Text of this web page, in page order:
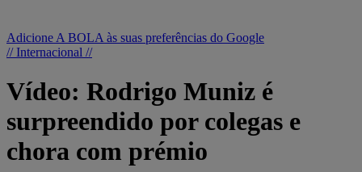
Adicione A BOLA às suas preferências do Google
// Internacional //
Vídeo: Rodrigo Muniz é
surpreendido por colegas e
chora com prémio